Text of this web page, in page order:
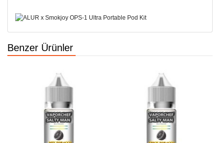
Benzer Ürünler